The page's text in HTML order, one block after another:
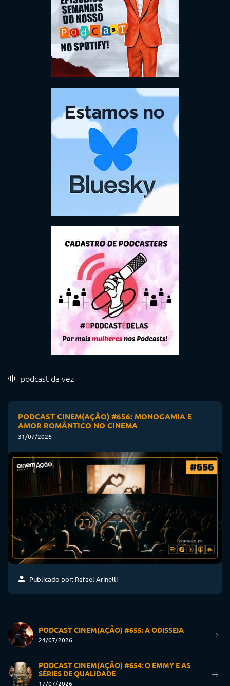
podcast da vez
PODCAST CINEM(AÇÃO) #656: MONOGAMIA E
AMOR ROMÂNTICO NO CINEMA
31/07/2026
Publicado por: Rafael Arinelli
PODCAST CINEM(AÇÃO) #655: A ODISSEIA
24/07/2026
PODCAST CINEM(AÇÃO) #654: O EMMY E AS
SÉRIES DE QUALIDADE
17/07/2026